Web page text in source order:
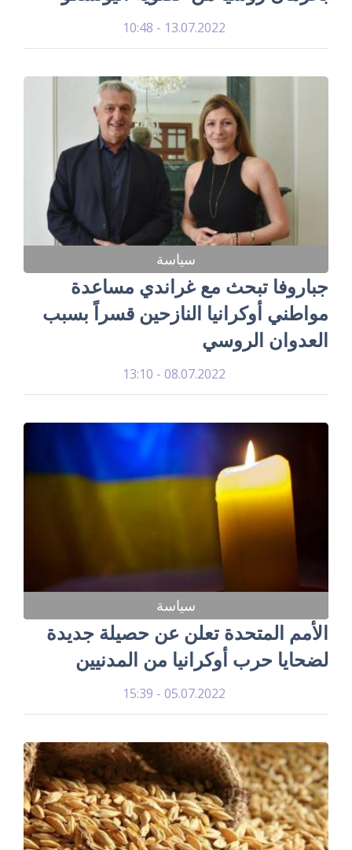
13.07.2022 - 10:48
سياسة
جباروفا تبحث مع غراندي مساعدة
مواطني أوكرانيا النازحين قسراً بسبب
العدوان الروسي
08.07.2022 - 13:10
سياسة
الأمم المتحدة تعلن عن حصيلة جديدة
لضحايا حرب أوكرانيا من المدنيين
05.07.2022 - 15:39